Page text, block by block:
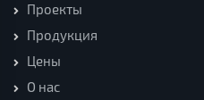
Проекты
Продукция
Цены
О нас